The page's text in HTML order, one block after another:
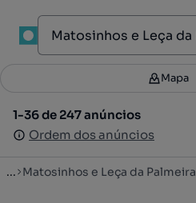
Filtros 2
1-36 de 247 anúncios
Ordem dos anúncios
Mapa
1-36 de 247 anúncios
Ordem dos anúncios
... Matosinhos e Leça da Palmeira